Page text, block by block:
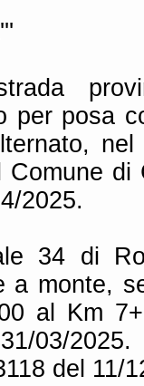
per posa
di
2025.
34 di
a monte,
al Km
03/2025.
del 11/